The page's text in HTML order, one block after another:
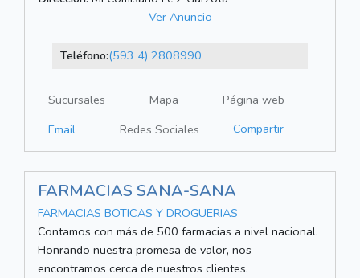
Ver Anuncio
Teléfono:(593 4) 2808990
Sucursales Mapa
Página web
Email
Redes Sociales Compartir
FARMACIAS SANA-SANA
FARMACIAS BOTICAS Y DROGUERIAS
Contamos con más de 500 farmacias a nivel nacional.
Honrando nuestra promesa de valor, nos
encontramos cerca de nuestros clientes.